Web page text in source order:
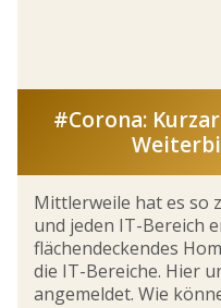
#Corona:
Mittlerweile hat es so
und jeden IT-Bereich
flächendeckendes
die IT-Bereiche. Hier
angemeldet. Wie